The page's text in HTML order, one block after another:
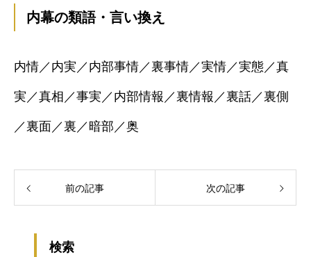
内幕の類語・言い換え
内情／内実／内部事情／裏事情／実情／実態／真
実／真相／事実／内部情報／裏情報／裏話／裏側
／裏面／裏／暗部／奥
前の記事 次の記事
検索